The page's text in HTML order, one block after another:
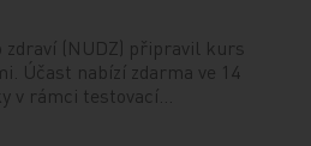
zdraví (NUDZ) připravil kurs
Účast nabízí zdarma ve 14
v rámci testovací…